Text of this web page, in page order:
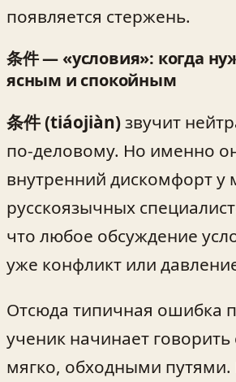
появляется стержень.
条件 — «условия»: когда
ясным и спокойным
条件 (tiáojiàn)звучит
по‑деловому. Но именно
внутренний дискомфорт у
русскоязычных
что любое обсуждение
уже конфликт или
Отсюда типичная ошибка
ученик начинает
мягко, обходными путями.